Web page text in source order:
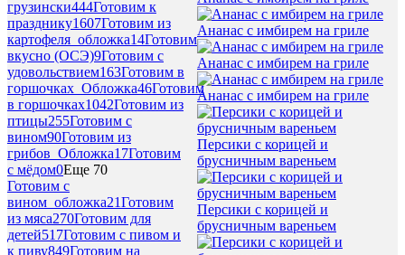
грузински444Готовим к
празднику1607Готовим из
картофеля_обложка14Готовим
вкусно (ОСЭ)9Готовим с
удовольствием163Готовим в
горшочках_Обложка46Готовим
в горшочках1042Готовим из
птицы255Готовим с
вином90Готовим из
грибов_Обложка17Готовим
с мёдом0Еще 70
Готовим с
вином_обложка21Готовим
из мяса270Готовим для
детей517Готовим с пивом и
к пиву849Готовим на
Ананас с имбирем на гриле
Ананас с имбирем на гриле
Ананас с имбирем на гриле
Персики с корицей и
брусничным вареньем
Персики с корицей и
брусничным вареньем